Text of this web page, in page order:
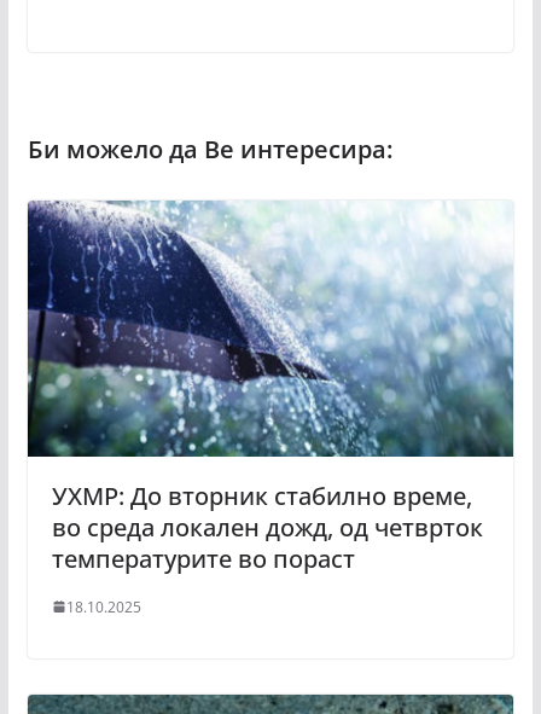
УХМР: До вторник стабилно време,
во среда локален дожд, од четврток
температурите во пораст
18.10.2025